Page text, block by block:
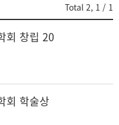
Total 2, 1 / 1
회 창립 20
회 학술상